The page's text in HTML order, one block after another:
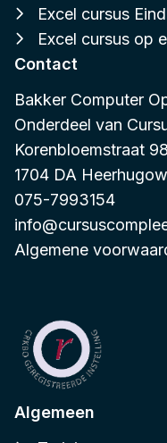
Excel cursus
Excel cursus op
Contact
Bakker Computer
Onderdeel van
Korenbloemstraat 98
1704 DA
075-7993154
Algemene
Algemeen